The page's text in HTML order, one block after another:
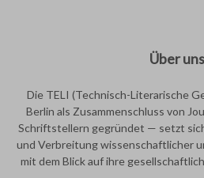
Über uns
Die TELI (Technisch-Literarische
Berlin als Zusammenschluss von
Schriftstellern gegründet — setzt
und Verbreitung wissenschaftlicher
mit dem Blick auf ihre